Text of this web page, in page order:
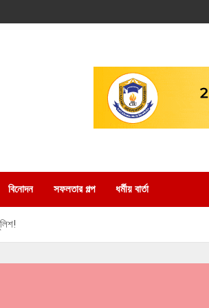
বিনোদন সফলতার গল্প ধর্মীয় বার্তা